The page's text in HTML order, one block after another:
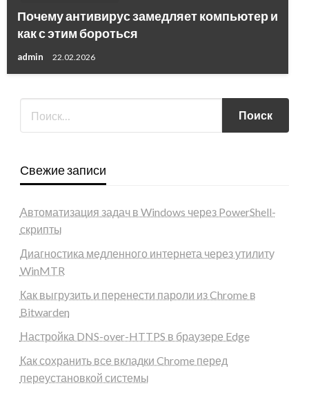
Почему антивирус замедляет компьютер и
как с этим бороться
admin 22.02.2026
Свежие записи
Автоматизация задач в Windows через PowerShell-
скрипты
Диагностика медленного интернета через утилиту
WinMTR
Как выгрузить и перенести пароли из Chrome в
Bitwarden
Настройка DNS-over-HTTPS в браузере Edge
Как сохранить все вкладки Chrome перед
переустановкой системы